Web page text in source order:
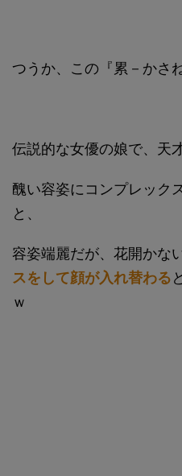
つうか、この『累－かさ
伝説的な女優の娘で、天
醜い容姿にコンプレック
と、
容姿端麗だが、花開かな
スをして顔が入れ替わる
ｗ